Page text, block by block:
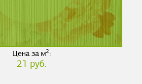
Цена за м2:
21 руб.